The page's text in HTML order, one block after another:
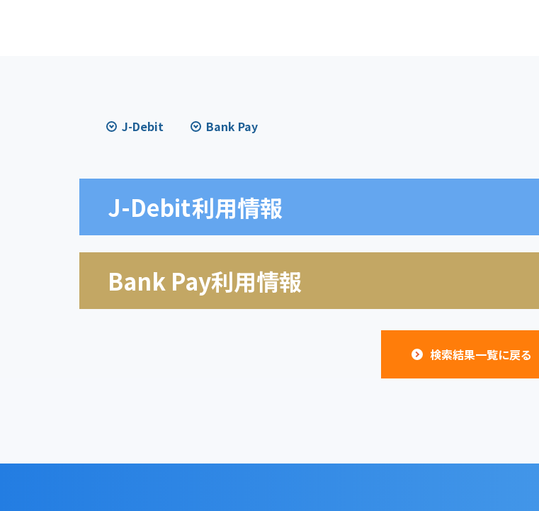
J-Debit Bank Pay
J-Debit利用情報
Bank Pay利用情報
検索結果一覧に戻る